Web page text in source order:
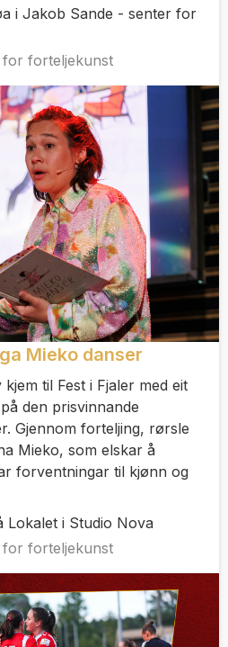
i Jakob Sande - senter for
forteljekunst
Mieko danser
til Fest i Fjaler med eit
den prisvinnande
Gjennom forteljing, rørsle
Mieko, som elskar å
forventningar til kjønn og
Lokalet i Studio Nova
forteljekunst